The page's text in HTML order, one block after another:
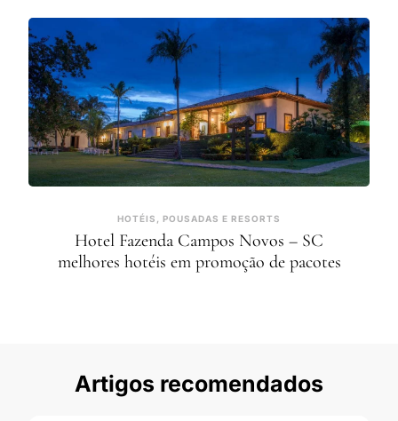
HOTÉIS, POUSADAS E RESORTS
Hotel Fazenda Campos Novos – SC
melhores hotéis em promoção de pacotes
Artigos recomendados